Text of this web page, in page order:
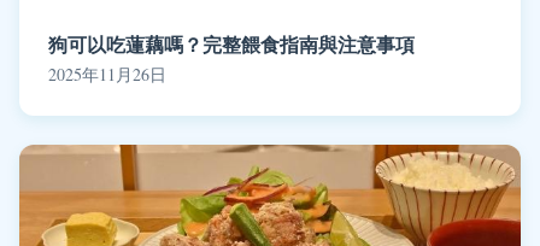
狗可以吃蓮藕嗎？完整餵食指南與注意事項
2025年11月26日